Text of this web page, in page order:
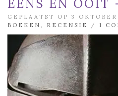
EENS EN OOIT
GEPLAATST OP 3
BOEKEN
RECENSIE / 1